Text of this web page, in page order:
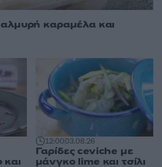
καραμέλα και
12:0003.08.26
Γαρίδες ceviche με
μάνγκο lime και τσίλι